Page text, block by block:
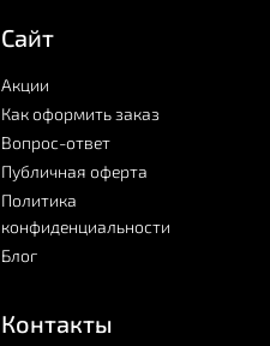
Сайт
Акции
Как оформить заказ
Вопрос-ответ
Публичная оферта
Политика
конфиденциальности
Блог
Контакты